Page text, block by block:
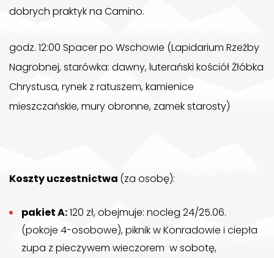
dobrych praktyk na Camino.
godz. 12:00 Spacer po Wschowie (Lapidarium Rzeźby
Nagrobnej, starówka: dawny, luterański kościół Żłóbka
Chrystusa, rynek z ratuszem, kamienice
mieszczańskie, mury obronne, zamek starosty)
Koszty uczestnictwa (za osobę):
pakiet A:120 zł, obejmuje: nocleg 24/25.06.
(pokoje 4-osobowe), piknik w Konradowie i ciepła
zupa z pieczywem wieczorem w sobotę,